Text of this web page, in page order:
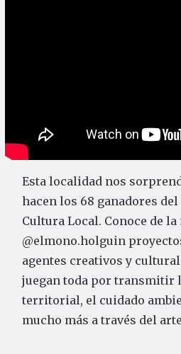
Esta localidad nos
hacen los 68 ganadores del
Cultura Local. Conoce de
@elmono.holguin
agentes creativos y
juegan toda por transmitir
territorial, el cuidado
mucho más a través del